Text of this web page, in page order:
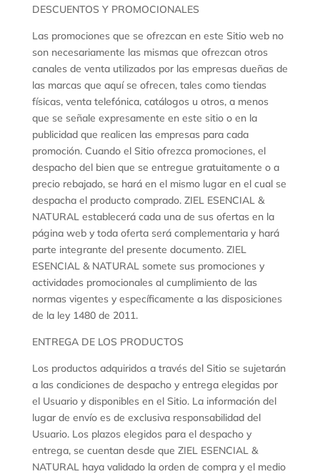
DESCUENTOS Y PROMOCIONALES
Las promociones que se ofrezcan en este Sitio web no
son necesariamente las mismas que ofrezcan otros
canales de venta utilizados por las empresas dueñas de
las marcas que aquí se ofrecen, tales como tiendas
físicas, venta telefónica, catálogos u otros, a menos
que se señale expresamente en este sitio o en la
publicidad que realicen las empresas para cada
promoción. Cuando el Sitio ofrezca promociones, el
despacho del bien que se entregue gratuitamente o a
precio rebajado, se hará en el mismo lugar en el cual se
despacha el producto comprado. ZIEL ESENCIAL &
NATURAL establecerá cada una de sus ofertas en la
página web y toda oferta será complementaria y hará
parte integrante del presente documento. ZIEL
ESENCIAL & NATURAL somete sus promociones y
actividades promocionales al cumplimiento de las
normas vigentes y específicamente a las disposiciones
de la ley 1480 de 2011.
ENTREGA DE LOS PRODUCTOS
Los productos adquiridos a través del Sitio se sujetarán
a las condiciones de despacho y entrega elegidas por
el Usuario y disponibles en el Sitio. La información del
lugar de envío es de exclusiva responsabilidad del
Usuario. Los plazos elegidos para el despacho y
entrega, se cuentan desde que ZIEL ESENCIAL &
NATURAL haya validado la orden de compra y el medio